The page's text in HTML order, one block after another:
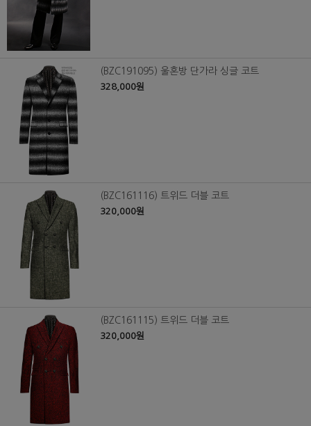
(BZC191095) 울혼방 단가라 싱글 코트
328,000원
(BZC161116) 트위드 더블 코트
320,000원
(BZC161115) 트위드 더블 코트
320,000원